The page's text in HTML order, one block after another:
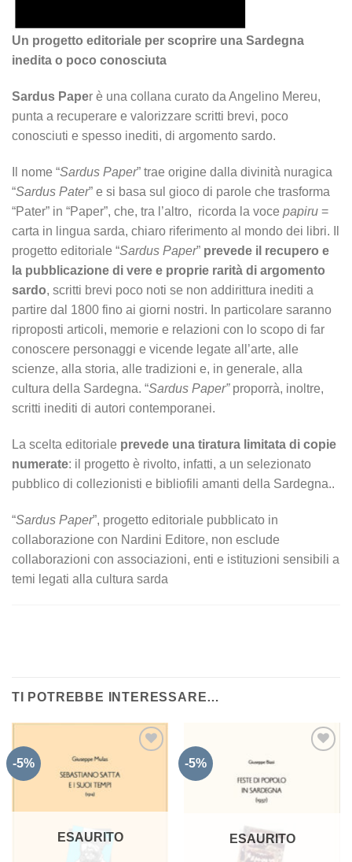
Un progetto editoriale per scoprire una Sardegna
inedita o poco conosciuta
Sardus Paper è una collana curato da Angelino Mereu,
punta a recuperare e valorizzare scritti brevi, poco
conosciuti e spesso inediti, di argomento sardo.
Il nome “Sardus Paper” trae origine dalla divinità nuragica
“Sardus Pater” e si basa sul gioco di parole che trasforma
“Pater” in “Paper”, che, tra l’altro, ricorda la voce papiru =
carta in lingua sarda, chiaro riferimento al mondo dei libri. Il
progetto editoriale “Sardus Paper” prevede il recupero e
la pubblicazione di vere e proprie rarità di argomento
sardo, scritti brevi poco noti se non addirittura inediti a
partire dal 1800 fino ai giorni nostri. In particolare saranno
riproposti articoli, memorie e relazioni con lo scopo di far
conoscere personaggi e vicende legate all’arte, alle
scienze, alla storia, alle tradizioni e, in generale, alla
cultura della Sardegna. “Sardus Paper” proporrà, inoltre,
scritti inediti di autori contemporanei.
La scelta editoriale prevede una tiratura limitata di copie
numerate: il progetto è rivolto, infatti, a un selezionato
pubblico di collezionisti e bibliofili amanti della Sardegna..
“Sardus Paper”, progetto editoriale pubblicato in
collaborazione con Nardini Editore, non esclude
collaborazioni con associazioni, enti e istituzioni sensibili a
temi legati alla cultura sarda
TI POTREBBE INTERESSARE…
-5%
dei
ESAURITO
-5%
ESAURITO